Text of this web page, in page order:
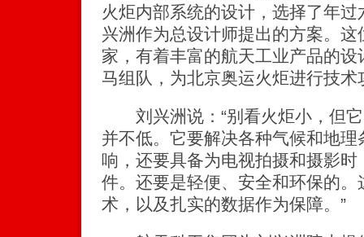
火炬内部系统的设计，选择了年
兴洲作为总设计师提出的方案。
家，有着丰富的航天工业产品的
马组队，为北京奥运火炬进行技术
刘兴洲说：“别看火炬小，但它
并不低。它要解决各种气候和地
响，还要具备为电视拍摄和摄影
件。还要是轻便、安全和环保的
术，以及扎实的数据作为保障。”